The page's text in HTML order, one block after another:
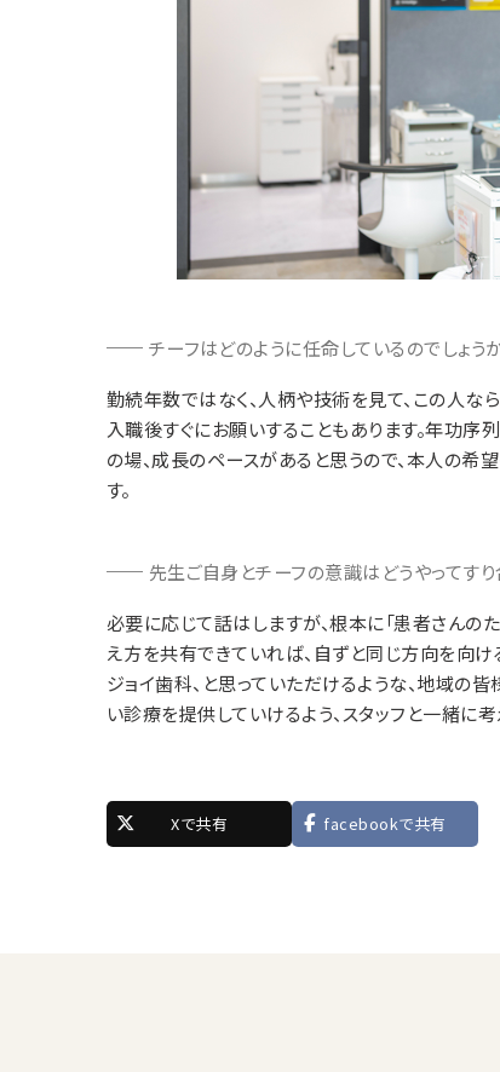
チーフはどのように任命しているのでしょうか
勤続年数ではなく、人柄や技術を見て、この人な
入職後すぐにお願いすることもあります。年功序
の場、成長のペースがあると思うので、本人の希
す。
先生ご自身とチーフの意識はどうやってすり
必要に応じて話はしますが、根本に「患者さんの
え方を共有できていれば、自ずと同じ方向を向
ジョイ歯科、と思っていただけるような、地域の
い診療を提供していけるよう、スタッフと一緒に
Xで共有 facebookで共有